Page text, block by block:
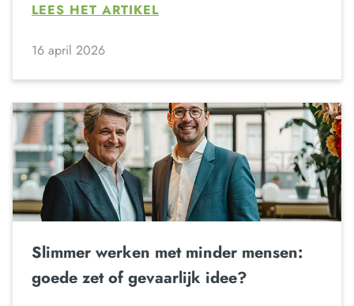
LEES HET ARTIKEL
16 april 2026
Slimmer werken met minder mensen:
goede zet of gevaarlijk idee?